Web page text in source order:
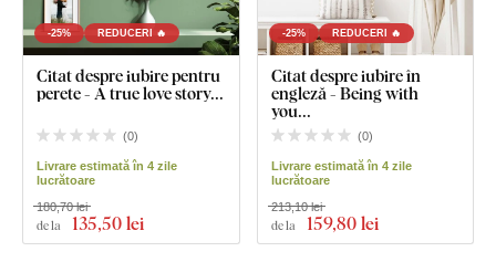
-25% REDUCERI 🔥
Citat despre iubire pentru
perete - A true love story...
(0)
Livrare estimată în 4 zile
lucrătoare
de la 135,50 lei
180,70 lei
-25% REDUCERI 🔥
Citat despre iubire în
engleză - Being with
you...
(0)
Livrare estimată în 4 zile
lucrătoare
de la 159,80 lei
213,10 lei